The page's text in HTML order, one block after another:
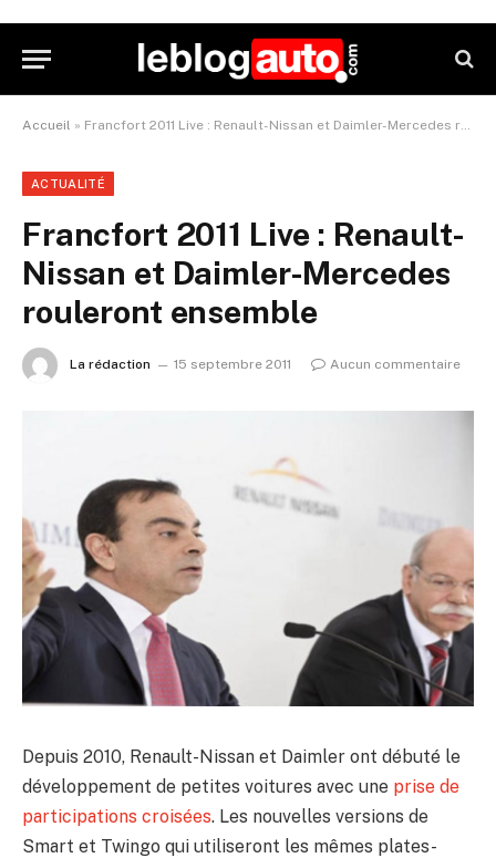
Accueil » Francfort 2011 Live : Renault-Nissan et Daimler-Mercedes rouleront ensemble
ACTUALITÉ
Francfort 2011 Live : Renault-
Nissan et Daimler-Mercedes
rouleront ensemble
La rédaction 15 septembre 2011 Aucun commentaire
Depuis 2010, Renault-Nissan et Daimler ont débuté le
développement de petites voitures avec une prise de
participations croisées. Les nouvelles versions de
Smart et Twingo qui utiliseront les mêmes plates-